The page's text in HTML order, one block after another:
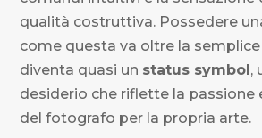
qualità costruttiva. Possedere
come questa va oltre la
diventa quasi un status symbol,
desiderio che riflette la passione
del fotografo per la propria arte.